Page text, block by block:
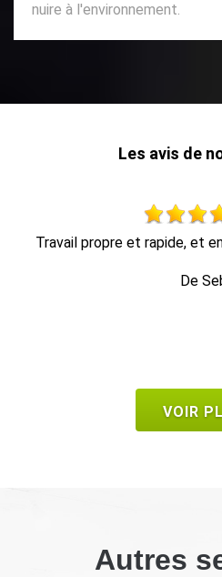
nuire à l'environnement.
Les avis de
Travail d’élagage impeccable
VOIR
Autres